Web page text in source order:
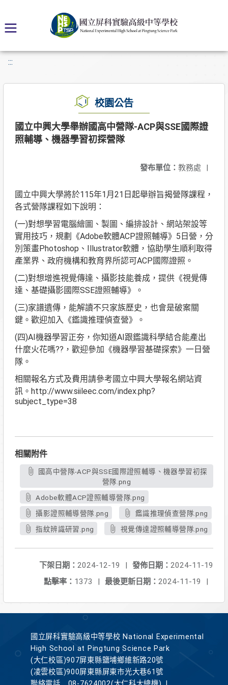
:::
校園公告
國立中興大學舉辦國高中營隊-ACP與SSE國際證
照輔導、機器學習初探營隊
發布單位： 教務處 |
國立中興大學將於115年1月21日起舉辦旨揭營隊課程，
各式營隊課程如下說明：
(一)對想學習電腦繪圖、製圖、編排設計、網站架設等
實用技巧，規劃《Adobe軟體ACP證照輔導》5日營，分
別策畫Photoshop、Illustrator軟體，協助學生順利取得
產業界、政府機構和教育界所認可ACP國際證照。
(二)對想增進視覺傳達、攝影技能養成，提供《視覺傳
達、基礎攝影國際SSE證照輔導》。
(三)家譜遺傳，能解讀不只家族歷史，也會是破案關
鍵。歡迎加入《鑑識推理偵查營》。
(四)AI機器學習正夯，你知道AI跟鑑識科學結合能產出
什麼火花嗎??，歡迎參加《機器學習基礎探索》一日營
隊。
相關報名方式及費用請參考國立中興大學報名網站資
訊。http://www.siileec.com/index.php?
subject_type=38
相關附件
營隊.png
Adobe軟體ACP證照輔導營隊.png
攝影證照輔導營隊.png
鑑識推理偵查營隊.png
指紋辨識研習.png
視覺傳達證照輔導營隊.png
發佈日期： 2024-11-19
下架日期： 2024-12-19
|
最後更新日期： 2024-11-19 |
點擊率： 1373 |
國立屏科實驗高級中等學校 National Experimental
High School at Pingtung Science Park
(大仁校區)907屏東縣鹽埔鄉維新路20號
(凌雲校區)900屏東縣屏東市光大巷61號